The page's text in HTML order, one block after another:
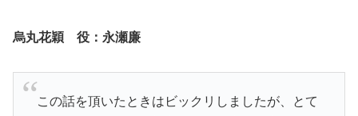
烏丸花穎 役：永瀬廉
この話を頂いたときはビックリしましたが、とて